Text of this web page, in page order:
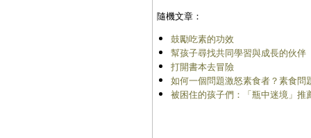
隨機文章：
鼓勵吃素的功效
幫孩子尋找共同學習與成長的伙伴
打開書本去冒險
如何一個問題激怒素食者？素食問
被困住的孩子們：「瓶中迷境」推